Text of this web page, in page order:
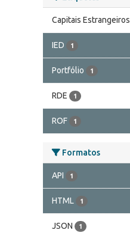
Capitais Estrangeiros
IED 1
Portfólio 1
RDE 1
ROF 1
Formatos
API 1
HTML 1
JSON 1